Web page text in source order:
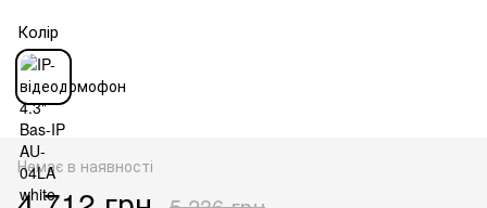
Колір
Немає в наявності